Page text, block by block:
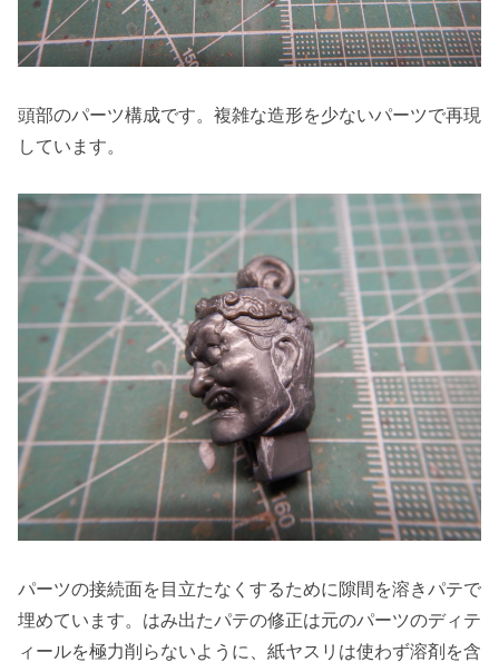
頭部のパーツ構成です。複雑な造形を少ないパーツで再現
しています。
パーツの接続面を目立たなくするために隙間を溶きパテで
埋めています。はみ出たパテの修正は元のパーツのディテ
ィールを極力削らないように、紙ヤスリは使わず溶剤を含